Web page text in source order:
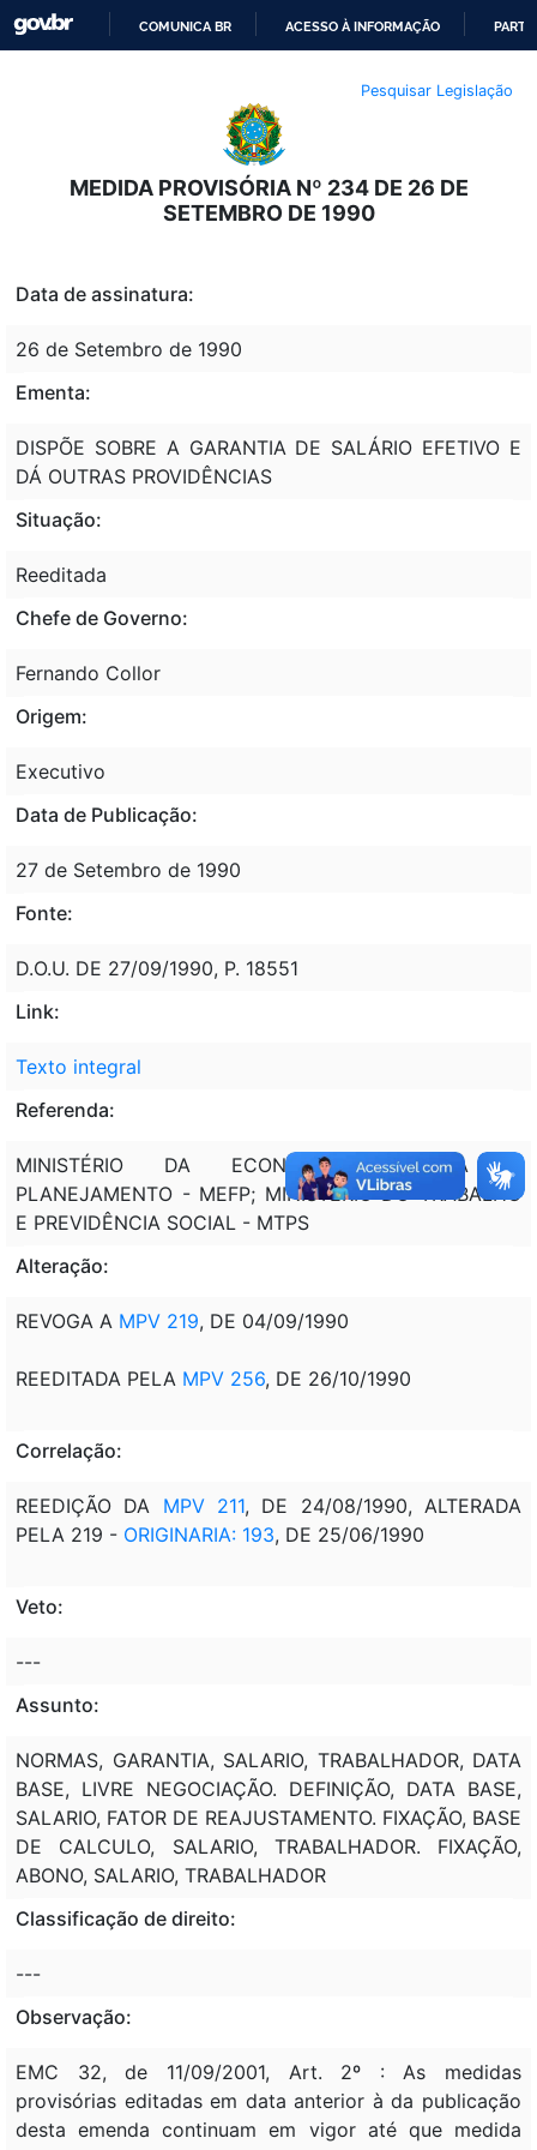
O
CONTEÚDO
COMUNICA BR ACESSO À INFORMAÇÃO
Pesquisar Legislação
MEDIDA PROVISÓRIA Nº 234 DE 26 DE
SETEMBRO DE 1990
Data de assinatura:
26 de Setembro de 1990
Ementa:
DISPÕE SOBRE A GARANTIA DE SALÁRIO EFETIVO E
DÁ OUTRAS PROVIDÊNCIAS
Situação:
Reeditada
Chefe de Governo:
Fernando Collor
Origem:
Executivo
Data de Publicação:
27 de Setembro de 1990
Fonte:
D.O.U. DE 27/09/1990, P. 18551
Link:
Texto integral
Referenda:
MINISTÉRIO DA ECONOMIA, FAZENDA E
PLANEJAMENTO - MEFP; MINISTÉRIO DO TRABALHO
E PREVIDÊNCIA SOCIAL - MTPS
Alteração:
REVOGA A MPV 219, DE 04/09/1990
REEDITADA PELA MPV 256, DE 26/10/1990
Correlação:
REEDIÇÃO DA MPV 211, DE 24/08/1990, ALTERADA
PELA 219 - ORIGINARIA: 193, DE 25/06/1990
Veto:
---
Assunto:
NORMAS, GARANTIA, SALARIO, TRABALHADOR, DATA
BASE, LIVRE NEGOCIAÇÃO. DEFINIÇÃO, DATA BASE,
SALARIO, FATOR DE REAJUSTAMENTO. FIXAÇÃO, BASE
DE CALCULO, SALARIO, TRABALHADOR. FIXAÇÃO,
ABONO, SALARIO, TRABALHADOR
Classificação de direito:
---
Observação:
EMC 32, de 11/09/2001, Art. 2º : As medidas
provisórias editadas em data anterior à da publicação
desta emenda continuam em vigor até que medida